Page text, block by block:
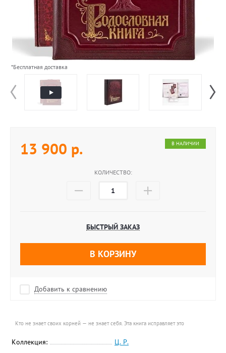
*Бесплатная доставка
Кто не знает своих корней — не знает себя. Эта книга исправляет это
Коллекция:
Ц. Р.
13 900 р. В НАЛИЧИИ
КОЛИЧЕСТВО:
БЫСТРЫЙ ЗАКАЗ
В КОРЗИНУ
Добавить к сравнению